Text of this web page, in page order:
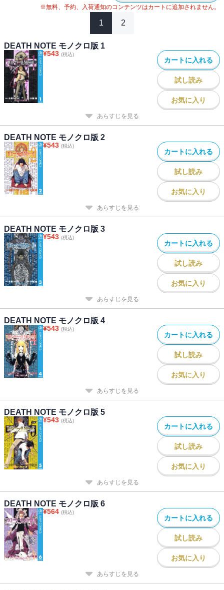
※無料、予約、入荷通知のコンテンツはカートに追加されません。
1 2
DEATH NOTE モノクロ版 1
¥543 (税込)
カートに入れる
試し読み
お気に入り
あらすじを見る
DEATH NOTE モノクロ版 2
¥543 (税込)
カートに入れる
試し読み
お気に入り
あらすじを見る
DEATH NOTE モノクロ版 3
¥543 (税込)
カートに入れる
試し読み
お気に入り
あらすじを見る
DEATH NOTE モノクロ版 4
¥543 (税込)
カートに入れる
試し読み
お気に入り
あらすじを見る
DEATH NOTE モノクロ版 5
¥543 (税込)
カートに入れる
試し読み
お気に入り
あらすじを見る
DEATH NOTE モノクロ版 6
¥564 (税込)
カートに入れる
試し読み
お気に入り
あらすじを見る